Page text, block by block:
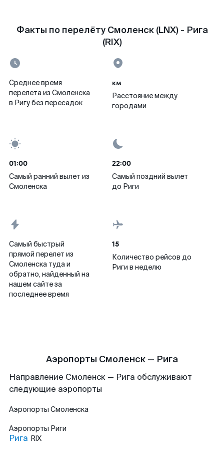
Факты по перелёту Смоленск (LNX) - Рига
(RIX)
Среднее время
перелета из Смоленска
в Ригу без пересадок
км
Расстояние между
городами
01:00
Самый ранний вылет из
Смоленска
22:00
Самый поздний вылет
до Риги
Самый быстрый
прямой перелет из
Смоленска туда и
обратно, найденный на
нашем сайте за
последнее время
15
Количество рейсов до
Риги в неделю
Аэропорты Смоленск — Рига
Направление Смоленск — Рига обслуживают
следующие аэропорты
Аэропорты Смоленска
Аэропорты Риги
Рига RIX